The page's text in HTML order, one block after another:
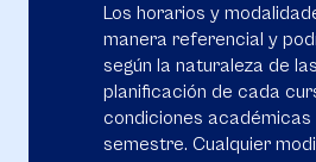
Los horarios y
manera referencial y
según la naturaleza de
planificación de cada
condiciones académicas
semestre. Cualquier